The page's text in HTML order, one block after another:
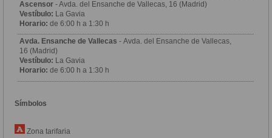
Ascensor - Avda. del Ensanche de Vallecas, 16 (Madrid)
Vestíbulo: La Gavia
Horario: de 6:00 h a 1:30 h
Avda. Ensanche de Vallecas - Avda. del Ensanche de Vallecas,
16 (Madrid)
Vestíbulo: La Gavia
Horario: de 6:00 h a 1:30 h
Símbolos
Zona tarifaria